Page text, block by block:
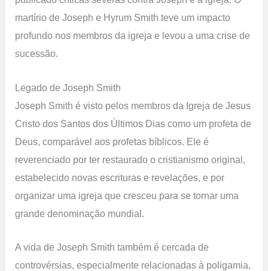
martírio de Joseph e Hyrum Smith teve um impacto
profundo nos membros da igreja e levou a uma crise de
sucessão.
Legado de Joseph Smith
Joseph Smith é visto pelos membros da Igreja de Jesus
Cristo dos Santos dos Últimos Dias como um profeta de
Deus, comparável aos profetas bíblicos. Ele é
reverenciado por ter restaurado o cristianismo original,
estabelecido novas escrituras e revelações, e por
organizar uma igreja que cresceu para se tornar uma
grande denominação mundial.
A vida de Joseph Smith também é cercada de
controvérsias, especialmente relacionadas à poligamia,